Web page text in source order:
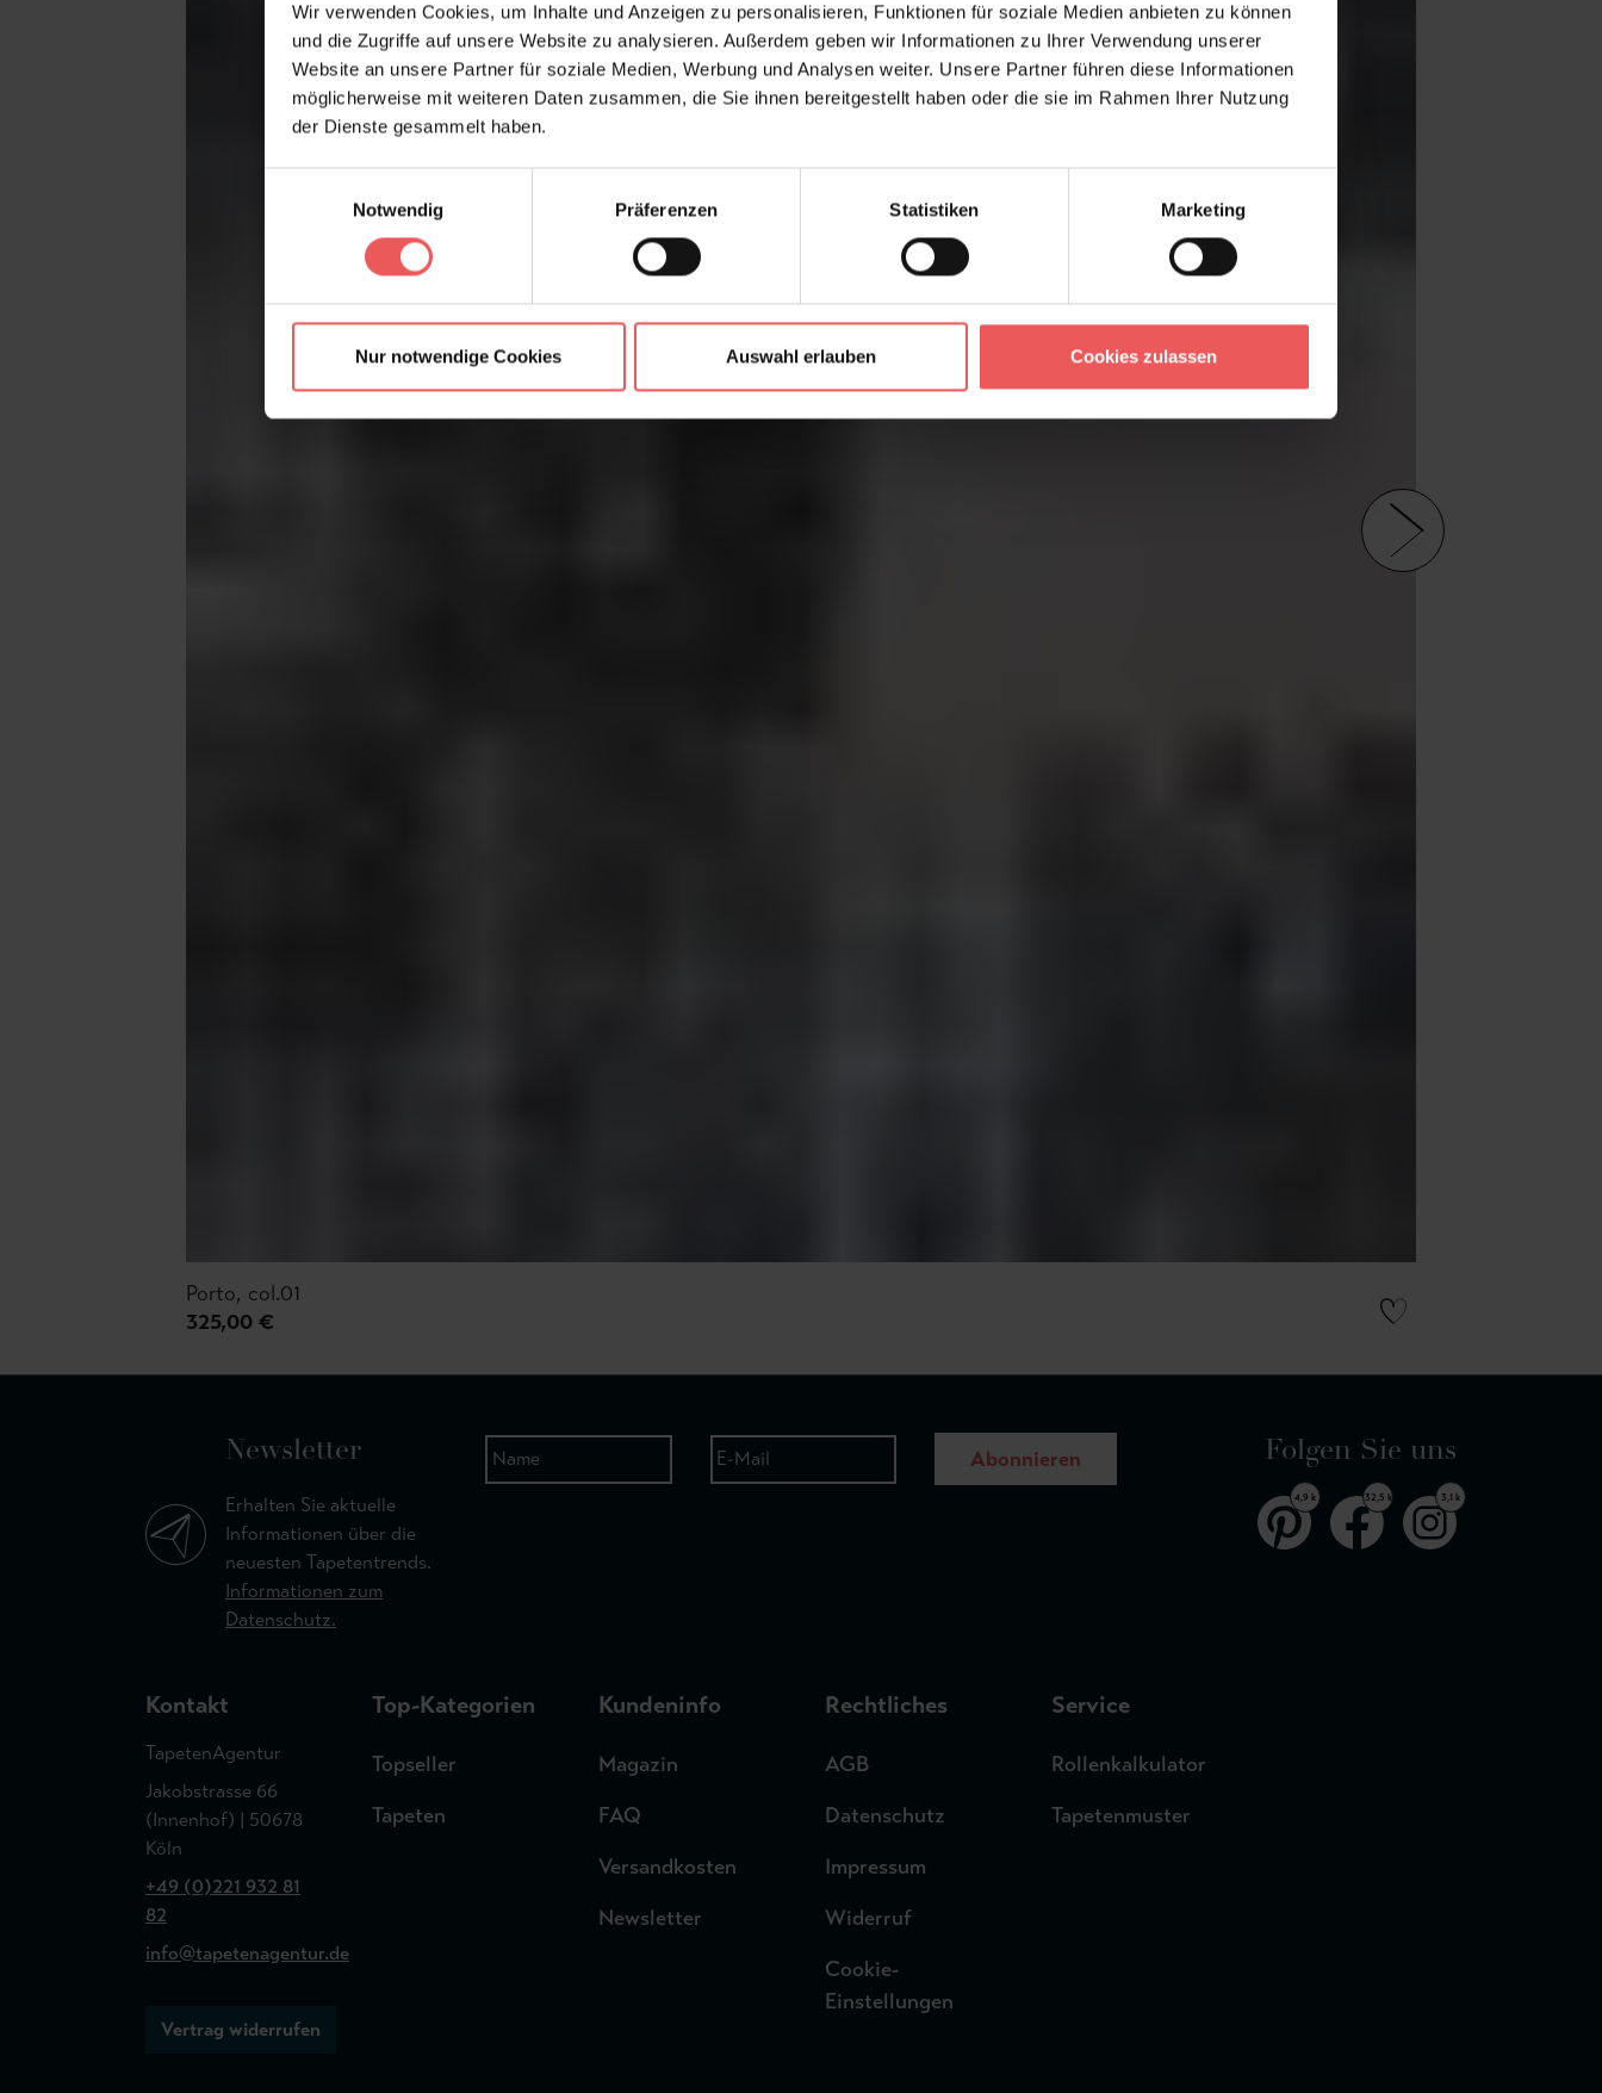
Wir verwenden Cookies, um Inhalte und Anzeigen zu personalisieren, Funktionen für soziale Medien anbieten zu können
und die Zugriffe auf unsere Website zu analysieren. Außerdem geben wir Informationen zu Ihrer Verwendung unserer
Website an unsere Partner für soziale Medien, Werbung und Analysen weiter. Unsere Partner führen diese Informationen
möglicherweise mit weiteren Daten zusammen, die Sie ihnen bereitgestellt haben oder die sie im Rahmen Ihrer Nutzung
der Dienste gesammelt haben.
Notwendig
Präferenzen Statistiken Marketing
Nur notwendige Cookies Auswahl erlauben Cookies zulassen
Porto, col.01
325,00 €
Newsletter
Erhalten Sie aktuelle
Informationen über die
neuesten Tapetentrends.
Informationen zum
Datenschutz.
Abonnieren Folgen Sie uns
4,9 k 32,5 k 3,1 k
Kontakt
TapetenAgentur
Jakobstrasse 66
(Innenhof) | 50678
Köln
+49 (0)221 932 81
82
info@tapetenagentur.de
Vertrag widerrufen
Top-Kategorien
Topseller
Tapeten
Kundeninfo
Magazin
FAQ
Versandkosten
Newsletter
Rechtliches
AGB
Datenschutz
Impressum
Widerruf
Cookie-
Einstellungen
Service
Rollenkalkulator
Tapetenmuster